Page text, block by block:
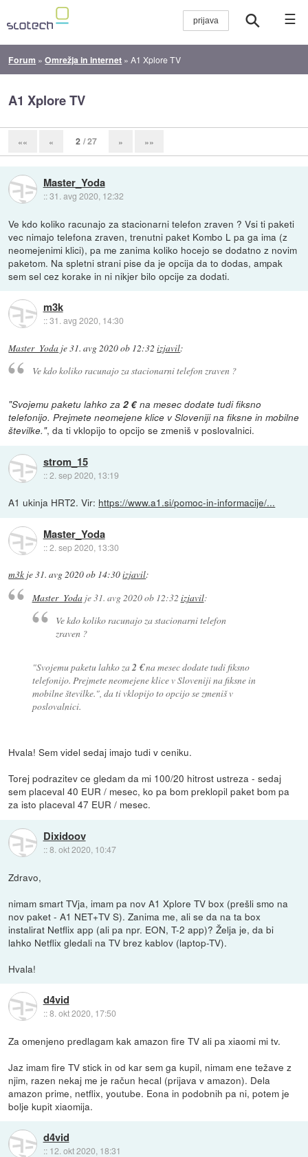
☰
Forum »Omrežja in internet »A1 Xplore TV
A1 Xplore TV
«« « 2 / 27 » »»
Master_Yoda
::31. avg 2020, 12:32
Ve kdo koliko racunajo za stacionarni telefon zraven ? Vsi ti paketi
vec nimajo telefona zraven, trenutni paket Kombo L pa ga ima (z
neomejenimi klici), pa me zanima koliko hocejo se dodatno z novim
paketom. Na spletni strani pise da je opcija da to dodas, ampak
sem sel cez korake in ni nikjer bilo opcije za dodati.
m3k
::31. avg 2020, 14:30
Master_Yoda je31. avg 2020 ob 12:32 izjavil:
Ve kdo koliko racunajo za stacionarni telefon zraven ?
"Svojemu paketu lahko za2 € na mesec dodate tudi fiksno
telefonijo. Prejmete neomejene klice v Sloveniji na fiksne in mobilne
številke.", da ti vklopijo to opcijo se zmeniš v poslovalnici.
strom_15
::2. sep 2020, 13:19
A1 ukinja HRT2. Vir: https://www.a1.si/pomoc-in-informacije/...
Master_Yoda
::2. sep 2020, 13:30
m3k je31. avg 2020 ob 14:30izjavil:
Master_Yodaje31. avg 2020 ob 12:32 izjavil:
Ve kdo koliko racunajo za stacionarni telefon
zraven ?
"Svojemu paketu lahko za2 €na mesec dodate tudi fiksno
telefonijo. Prejmete neomejene klice v Sloveniji na fiksne in
mobilne številke.", da ti vklopijo to opcijo se zmeniš v
poslovalnici.
Hvala! Sem videl sedaj imajo tudi v ceniku.
Torej podrazitev ce gledam da mi 100/20 hitrost ustreza - sedaj
sem placeval 40 EUR / mesec, ko pa bom preklopil paket bom pa
za isto placeval 47 EUR / mesec.
Dixidoov
::8. okt 2020, 10:47
Zdravo,
nimam smart TVja, imam pa nov A1 Xplore TV box (prešli smo na
nov paket - A1 NET+TV S). Zanima me, ali se da na ta box
instalirat Netflix app (ali pa npr. EON, T-2 app)? Želja je, da bi
lahko Netflix gledali na TV brez kablov (laptop-TV).
Hvala!
d4vid
::8. okt 2020, 17:50
Za omenjeno predlagam kak amazon fire TV ali pa xiaomi mi tv.
Jaz imam fire TV stick in od kar sem ga kupil, nimam ene težave z
njim, razen nekaj me je račun hecal (prijava v amazon). Dela
amazon prime, netflix, youtube. Eona in podobnih pa ni, potem je
bolje kupit xiaomija.
d4vid
:: 12. okt 2020, 18:31